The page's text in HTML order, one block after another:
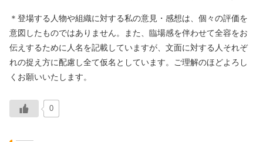
＊登場する人物や組織に対する私の意見・感想は、個々の評価を
意図したものではありません。また、臨場感を伴わせて全容をお
伝えするために人名を記載していますが、文面に対する人それぞ
れの捉え方に配慮し全て仮名としています。ご理解のほどよろし
くお願いいたします。
0